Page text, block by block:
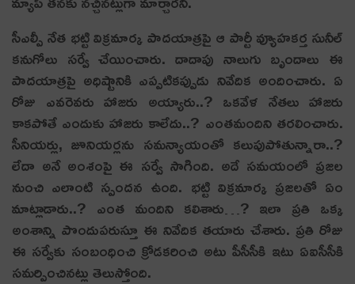
సీఎల్పీ నేత భ‌ట్టి విక్ర‌మార్క పాద‌యాత్ర‌పై ఆ పార్టీ వ్యూహ‌క‌ర్త సునీల్
క‌నుగోలు స‌ర్వే చేయించారు. దాదాపు నాలుగు బృందాలు ఈ
పాద‌యాత్ర‌పై అధిష్టానికి ఎప్ప‌టిక‌ప్పుడు నివేదిక అందించారు. ఏ
రోజు ఎవ‌రెవ‌రు హాజ‌రు అయ్యారు..? ఒక‌వేళ నేత‌లు హాజ‌రు
కాక‌పోతే ఎందుకు హాజ‌రు కాలేదు..? ఎంత‌మందిని త‌ర‌లించారు.
సీనియ‌ర్లు, జూనియ‌ర్ల‌ను స‌మ‌న్యాయంతో క‌లుపుపోతున్నారా..?
లేదా అనే అంశంపై ఈ స‌ర్వే సాగింది. అదే స‌మ‌యంలో ప్ర‌జ‌ల
నుంచి ఎలాంటి స్పంద‌న ఉంది. భ‌ట్టి విక్ర‌మార్క ప్ర‌జ‌ల‌తో ఏం
మాట్లాడారు..? ఎంత మందిని క‌లిశారు…? ఇలా ప్ర‌తి ఒక్క
అంశాన్ని పొందుప‌రుస్తూ ఈ నివేదిక త‌యారు చేశారు. ప్ర‌తి రోజు
ఈ స‌ర్వేకు సంబంధించి క్రోడ‌కరించి అటు పీసీసీకి ఇటు ఏఐసీసీకి
స‌మ‌ర్పించిన‌ట్లు తెలుస్తోంది.